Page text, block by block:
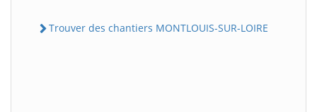
Trouver des chantiers MONTLOUIS-SUR-LOIRE